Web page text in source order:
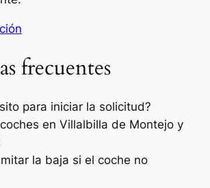
frecuentes
para iniciar la solicitud?
en Villalbilla de Montejo y
la baja si el coche no